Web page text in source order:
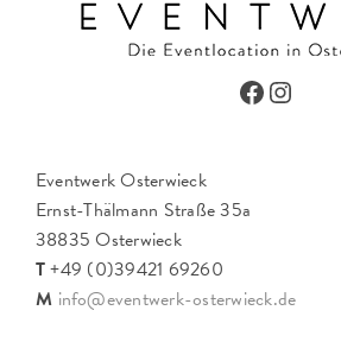
Facebook
Eventwerk Osterwieck
Ernst-Thälmann Straße 35a
38835 Osterwieck
T+49 (0)39421 69260
M info@eventwerk-osterwieck.de